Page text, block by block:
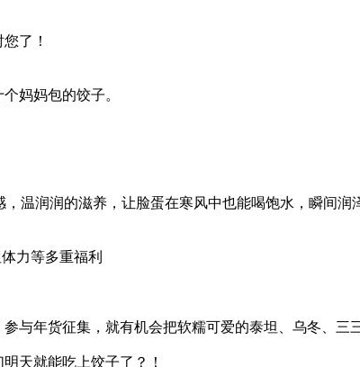
了！
妈妈包的饺子。
温润润的滋养，让脸蛋在寒风中也能喝饱水，瞬间润
力等多重福利
与年货征集，就有机会把软糯可爱的泰坦、乌冬、三
天就能吃上饺子了？！